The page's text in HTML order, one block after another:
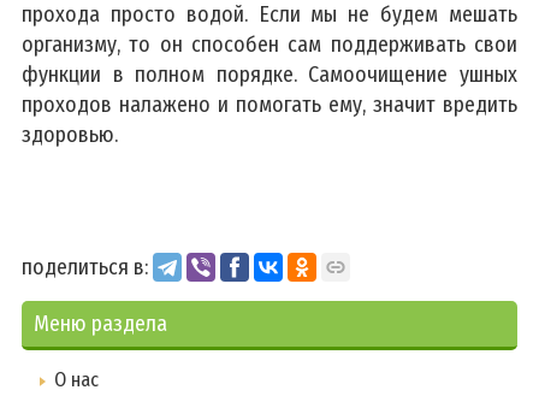
прохода просто водой. Если мы не будем мешать
организму, то он способен сам поддерживать свои
функции в полном порядке. Самоочищение ушных
проходов налажено и помогать ему, значит вредить
здоровью.
поделиться в:
Меню раздела
О нас